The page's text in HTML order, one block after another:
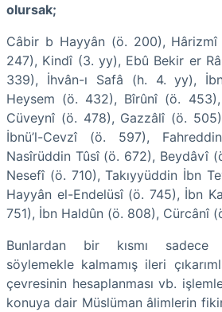
olursak;
Câbir b Hayyân (ö. 200),
247), Kindî (3. yy), Ebû Bekir er
339), İhvân-ı Safâ (h. 4. yy),
Heysem (ö. 432), Bîrûnî (ö.
Cüveynî (ö. 478), Gazzâlî (ö.
İbnü’l-Cevzî (ö. 597),
Nasîrüddin Tûsî (ö. 672), Beydâvî
Nesefî (ö. 710), Takıyyüddin İbn
Hayyân el-Endelüsî (ö. 745), İbn
751), İbn Haldûn (ö. 808), Cürcânî
Bunlardan bir kısmı sadece
söylemekle kalmamış ileri
çevresinin hesaplanması vb.
konuya dair Müslüman âlimlerin